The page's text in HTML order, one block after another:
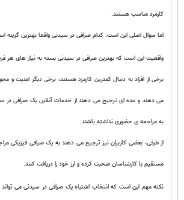
کارمزد مناسب هستند.
اما سوال اصلی این است: کدام صرافی در سیدنی واقعا بهترین گزینه
واقعیت این است که بهترین صرافی در سیدنی بسته به نیاز های هر
برخی از افراد به دنبال کمترین کارمزد هستند، برخی دیگر امنیت و
می دهند و عده ای ترجیح می دهند از خدمات آنلاین یک صرافی در
به مراجعه ی حضوری نداشته باشند.
از طرفی، بعضی کاربران نیز ترجیح می دهند به یک صرافی فیزیکی
مستقیم با کارشناسان صحبت کرده و ارز خود را دریافت کنند.
نکته مهم این است که انتخاب اشتباه یک صرافی در سیدنی می